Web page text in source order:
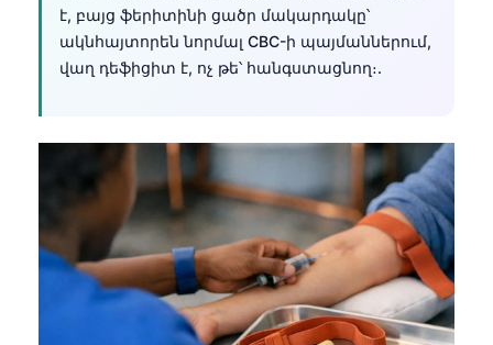
է, բայց ֆերիտինի ցածր մակարդակը՝
ակնհայտորեն նորմալ CBC-ի պայմաններում,
վաղ դեֆիցիտ է, ոչ թե՝ հանգստացնող։.
Shqip
বাংলা
اردو
मराठी
ગુજરાતી
ಕನ್ನಡ